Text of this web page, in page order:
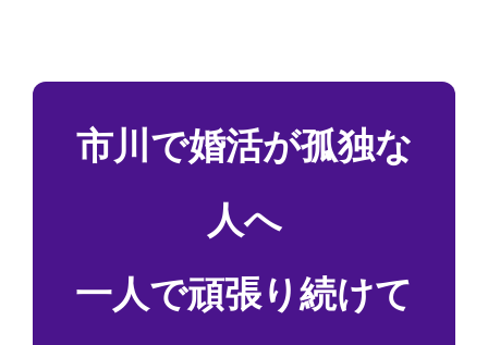
市川で婚活が孤独な
人へ
一人で頑張り続けて